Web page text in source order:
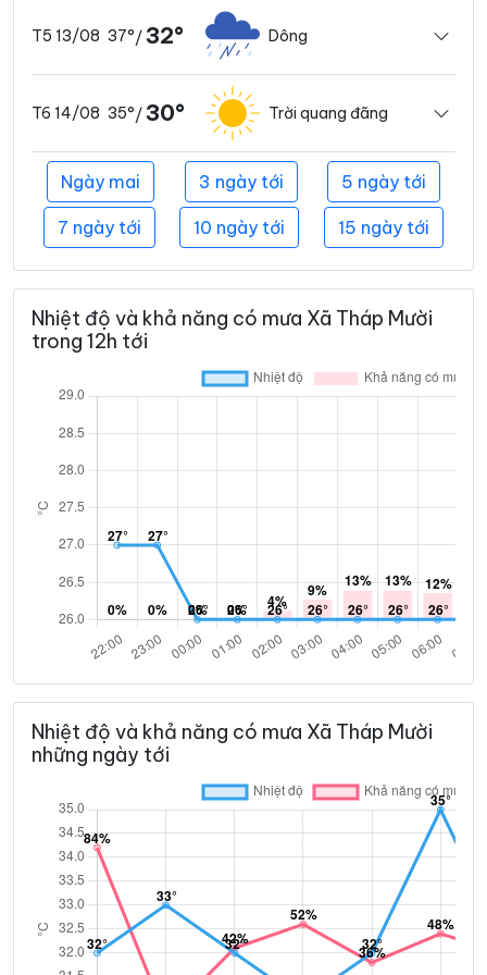
T5 13/08 37°/ 32° Dông
T6 14/08 35°/ 30° Trời quang đãng
Ngày mai 3 ngày tới 5 ngày tới
7 ngày tới 10 ngày tới 15 ngày tới
Nhiệt độ và khả năng có mưa Xã Tháp Mười
trong 12h tới
Nhiệt độ và khả năng có mưa Xã Tháp Mười
những ngày tới